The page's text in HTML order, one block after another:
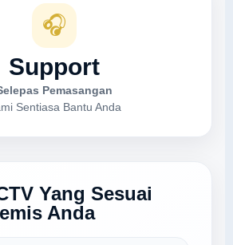
🎧
Support
Pemasangan
Sentiasa Bantu Anda
Yang Sesuai
Anda